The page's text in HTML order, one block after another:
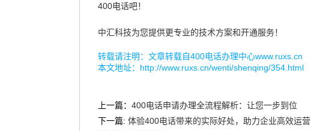
400电话吧！
中汇科技为您提供更专业的技术方案和开通服务！
转载请注明：文章转载自400电话办理中心www.ruxs.cn
本文地址： http://www.ruxs.cn/wenti/shenqing/354.html
上一篇： 400电话申请办理全流程解析：让您一步到位
下一篇: 体验400电话带来的实际好处，助力企业高效运营